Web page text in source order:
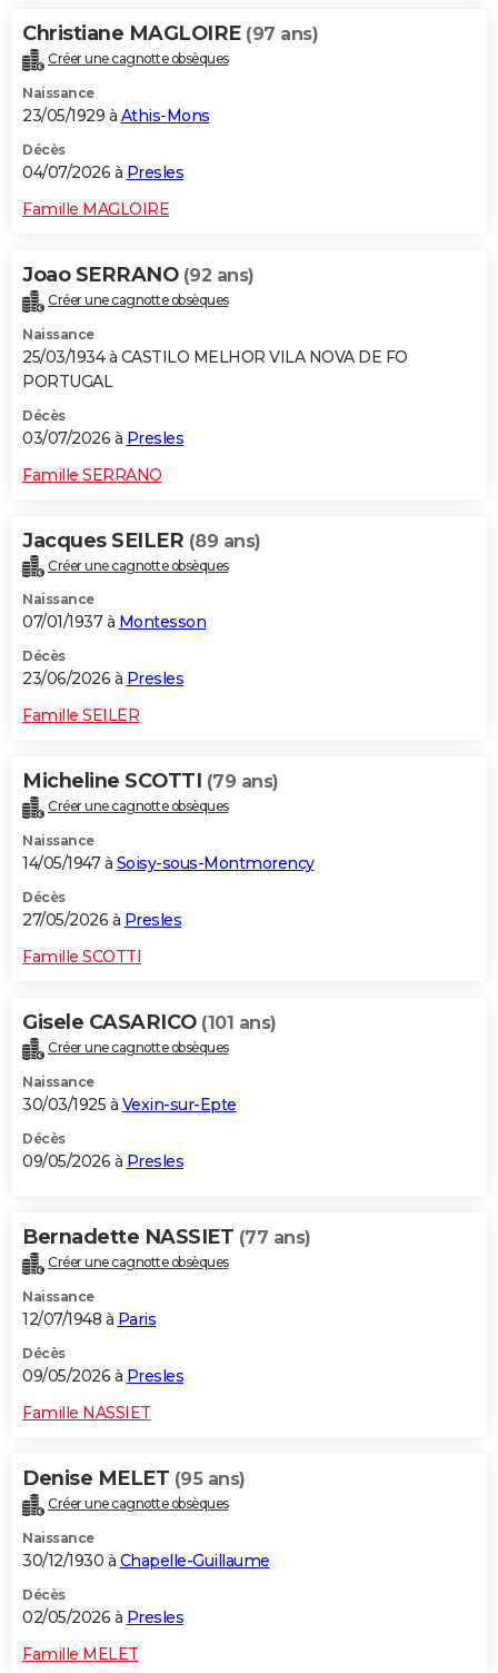
Bricolage
Lifestyle
Culture
Sport
Auto
Television
Voyage
Cinema
Christiane MAGLOIRE (97 ans)
Créer une cagnotte obsèques
Naissance
23/05/1929 à Athis-Mons
Décès
04/07/2026 à Presles
Famille MAGLOIRE
Joao SERRANO (92 ans)
Créer une cagnotte obsèques
Naissance
25/03/1934 à CASTILO MELHOR VILA NOVA DE FO
PORTUGAL
Décès
03/07/2026 à Presles
Famille SERRANO
Jacques SEILER (89 ans)
Créer une cagnotte obsèques
Naissance
07/01/1937 à Montesson
Décès
23/06/2026 à Presles
Famille SEILER
Micheline SCOTTI (79 ans)
Créer une cagnotte obsèques
Naissance
14/05/1947 à Soisy-sous-Montmorency
Décès
27/05/2026 à Presles
Famille SCOTTI
Gisele CASARICO (101 ans)
Créer une cagnotte obsèques
Naissance
30/03/1925 à Vexin-sur-Epte
Décès
09/05/2026 à Presles
Bernadette NASSIET (77 ans)
Créer une cagnotte obsèques
Naissance
12/07/1948 à Paris
Décès
09/05/2026 à Presles
Famille NASSIET
Denise MELET (95 ans)
Créer une cagnotte obsèques
Naissance
30/12/1930 à Chapelle-Guillaume
Décès
02/05/2026 à Presles
Famille MELET